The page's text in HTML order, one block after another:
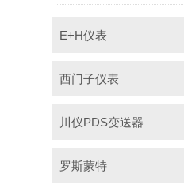
E+H仪表
西门子仪表
川仪PDS变送器
罗斯蒙特